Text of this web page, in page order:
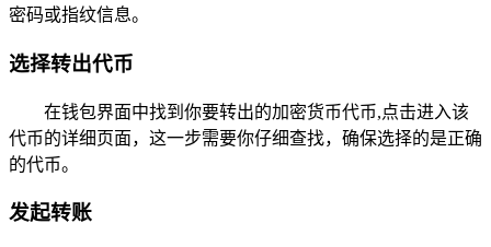
密码或指纹信息。
选择转出代币
在钱包界面中找到你要转出的加密货币代币,点击进入该
代币的详细页面，这一步需要你仔细查找，确保选择的是正确
的代币。
发起转账